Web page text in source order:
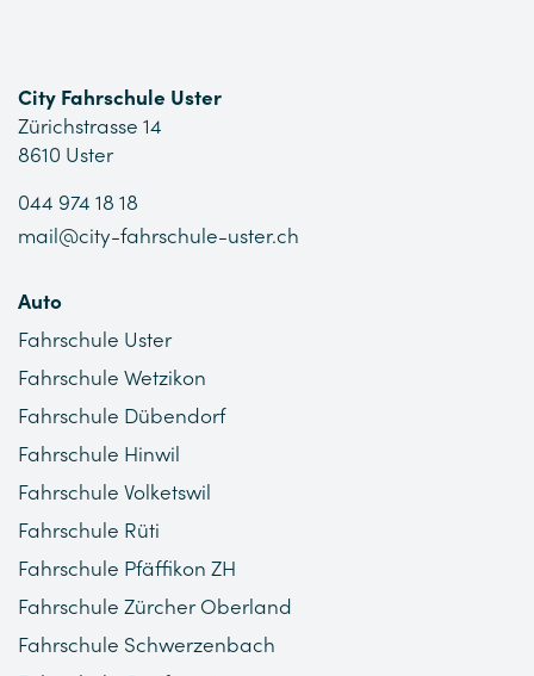
City Fahrschule Uster
Zürichstrasse 14
8610 Uster
044 974 18 18
mail@city-fahrschule-uster.ch
Auto
Fahrschule Uster
Fahrschule Wetzikon
Fahrschule Dübendorf
Fahrschule Hinwil
Fahrschule Volketswil
Fahrschule Rüti
Fahrschule Pfäffikon ZH
Fahrschule Zürcher Oberland
Fahrschule Schwerzenbach